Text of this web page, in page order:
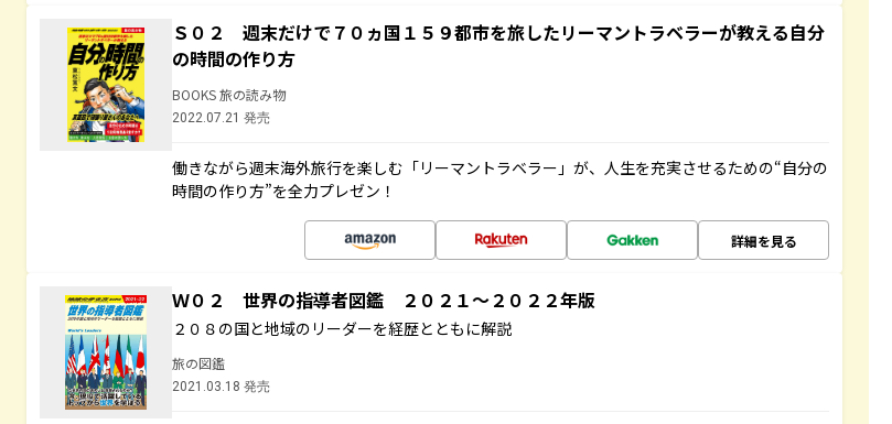
Ｓ０２ 週末だけで７０ヵ国１５９都市を旅したリーマントラベラーが教える自分
の時間の作り方
BOOKS 旅の読み物
2022.07.21 発売
働きながら週末海外旅行を楽しむ「リーマントラベラー」が、人生を充実させるための“自分の
時間の作り方”を全力プレゼン！
詳細を見る
Ｗ０２ 世界の指導者図鑑 ２０２１～２０２２年版
２０８の国と地域のリーダーを経歴とともに解説
旅の図鑑
2021.03.18 発売